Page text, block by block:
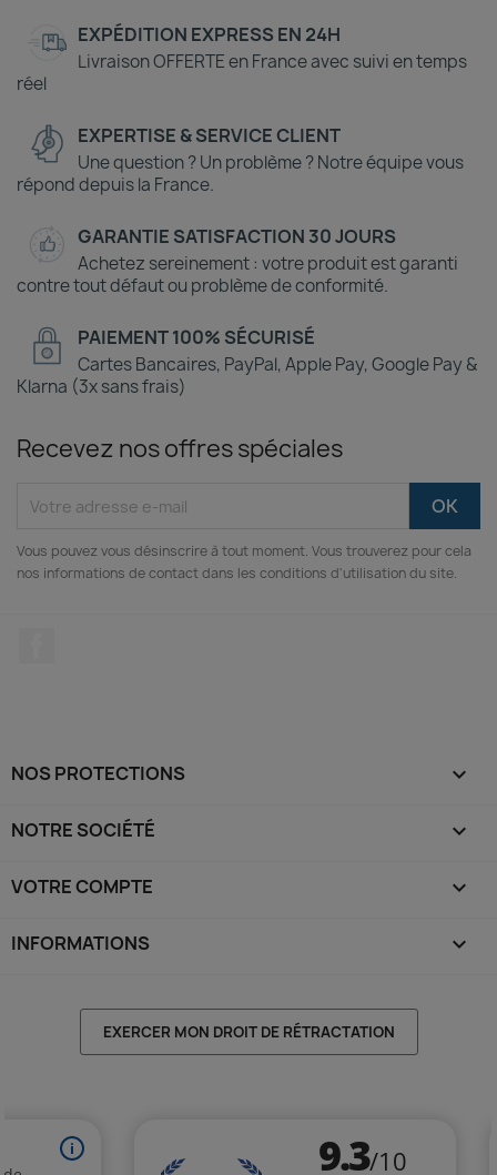
EXPÉDITION EXPRESS EN 24H
Livraison OFFERTE en France avec suivi en temps
réel
EXPERTISE & SERVICE CLIENT
Une question ? Un problème ? Notre équipe vous
répond depuis la France.
GARANTIE SATISFACTION 30 JOURS
Achetez sereinement : votre produit est garanti
contre tout défaut ou problème de conformité.
PAIEMENT 100% SÉCURISÉ
Cartes Bancaires, PayPal, Apple Pay, Google Pay &
Klarna (3x sans frais)
Recevez nos offres spéciales
Vous pouvez vous désinscrire à tout moment. Vous trouverez pour cela
nos informations de contact dans les conditions d'utilisation du site.
NOS PROTECTIONS 
NOTRE SOCIÉTÉ 
VOTRE COMPTE 
INFORMATIONS keyboard_arrow_down
EXERCER MON DROIT DE RÉTRACTATION